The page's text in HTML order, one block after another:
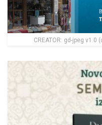
CREATOR: gd-jpeg v1.0